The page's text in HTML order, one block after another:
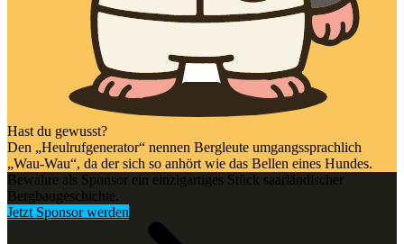
Hast du gewusst?
Den „Heulrufgenerator“ nennen Bergleute umgangssprachlich
„Wau-Wau“, da der sich so anhört wie das Bellen eines Hundes.
Bewahre als Sponsor ein einzigartiges Stück saarländischer
Bergbaugeschichte.
Jetzt Sponsor werden